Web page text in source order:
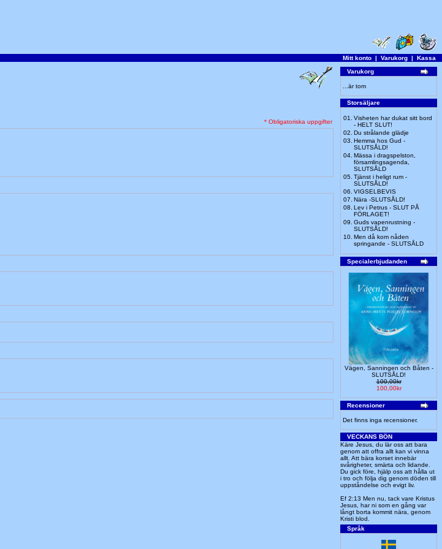
Mitt konto | Varukorg | Kassa
* Obligatoriska uppgifter
Varukorg
...är tom
Storsäljare
01.
Visheten har dukat sitt bord
- HELT SLUT!
02. Du strålande glädje
03. Hemma hos Gud -
SLUTSÅLD!
04. Mässa i dragspelston,
församlingsagenda,
SLUTSÅLD
05. Tjänst i heligt rum -
SLUTSÅLD!
06. VIGSELBEVIS
07. Nära -SLUTSÅLD!
08. Lev i Petrus - SLUT PÅ
FÖRLAGET!
09. Guds vapenrustning -
SLUTSÅLD!
10. Men då kom nåden
springande - SLUTSÅLD
Specialerbjudanden
Vägen, Sanningen och Båten -
SLUTSÅLD!
100,00kr
100,00kr
Recensioner
Det finns inga recensioner.
VECKANS BÖN
Käre Jesus, du lär oss att bara
genom att offra allt kan vi vinna
allt. Att bära korset innebär
svårigheter, smärta och lidande.
Du gick före, hjälp oss att hålla ut
i tro och följa dig genom döden till
uppståndelse och evigt liv.
Ef 2:13 Men nu, tack vare Kristus
Jesus, har ni som en gång var
långt borta kommit nära, genom
Kristi blod.
Språk